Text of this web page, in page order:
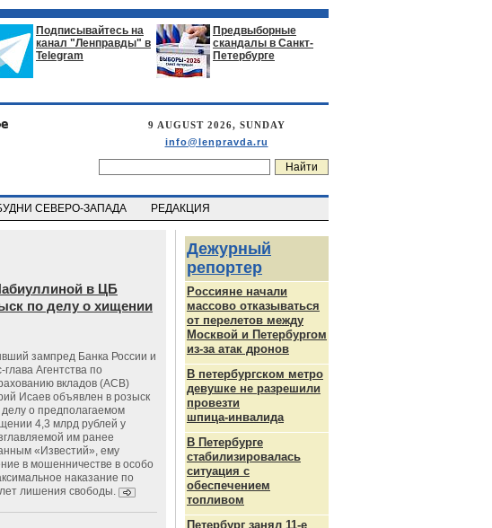
Подписывайтесь на
канал "Ленправды" в
Telegram
Предвыборные
скандалы в Санкт-
Петербурге
9 AUGUST 2026, SUNDAY
info@lenpravda.ru
СЕВЕРО-ЗАПАДА РЕДАКЦИЯ
в ЦБ
по делу о хищении
зампред Банка России и
глава Агентства по
вкладов (АСВ)
Исаев объявлен в розыск
о предполагаемом
4,3 млрд рублей у
им ранее
«Известий», ему
в мошенничестве в особо
наказание по
лишения свободы.
Дежурный
репортер
Россияне начали
массово отказываться
от перелетов между
Москвой и Петербургом
из-за атак дронов
В петербургском метро
девушке не разрешили
провезти
шпица‑инвалида
В Петербурге
стабилизировалась
ситуация с
обеспечением
топливом
Петербург занял 11-е